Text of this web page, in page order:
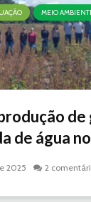
MEIO
de
de água
2025 2